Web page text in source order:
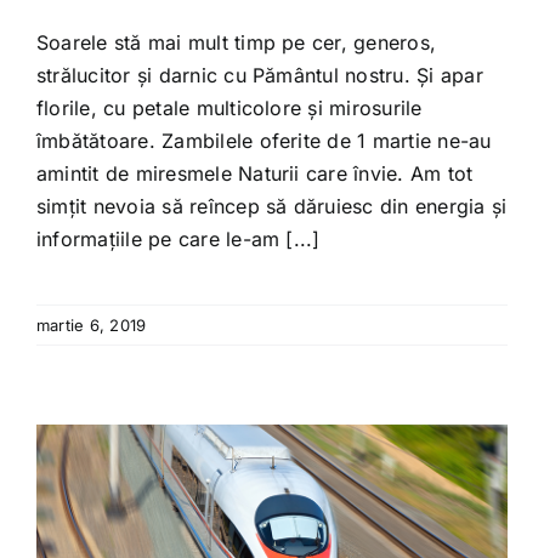
Soarele stă mai mult timp pe cer, generos,
strălucitor și darnic cu Pământul nostru. Și apar
florile, cu petale multicolore și mirosurile
îmbătătoare. Zambilele oferite de 1 martie ne-au
amintit de miresmele Naturii care învie. Am tot
simțit nevoia să reîncep să dăruiesc din energia și
informațiile pe care le-am [...]
martie 6, 2019